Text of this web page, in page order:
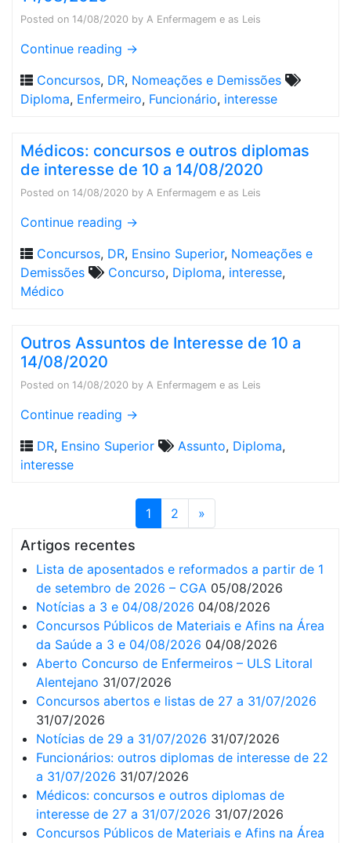
Posted on 14/08/2020 by A Enfermagem e as Leis
Continue reading →
Concursos, DR, Nomeações e Demissões
Diploma, Enfermeiro, Funcionário, interesse
Médicos: concursos e outros diplomas
de interesse de 10 a 14/08/2020
Posted on 14/08/2020 by A Enfermagem e as Leis
Continue reading →
Concursos, DR, Ensino Superior, Nomeações e
Demissões
Concurso, Diploma, interesse,
Médico
Outros Assuntos de Interesse de 10 a
14/08/2020
Posted on 14/08/2020 by A Enfermagem e as Leis
Continue reading →
DR, Ensino Superior Assunto, Diploma,
interesse
1 2 »
Artigos recentes
Lista de aposentados e reformados a partir de 1
de setembro de 2026 – CGA 05/08/2026
Notícias a 3 e 04/08/2026 04/08/2026
Concursos Públicos de Materiais e Afins na Área
da Saúde a 3 e 04/08/2026 04/08/2026
Aberto Concurso de Enfermeiros – ULS Litoral
Alentejano 31/07/2026
Concursos abertos e listas de 27 a 31/07/2026
31/07/2026
Notícias de 29 a 31/07/2026 31/07/2026
Funcionários: outros diplomas de interesse de 22
a 31/07/2026 31/07/2026
Médicos: concursos e outros diplomas de
interesse de 27 a 31/07/2026 31/07/2026
Concursos Públicos de Materiais e Afins na Área